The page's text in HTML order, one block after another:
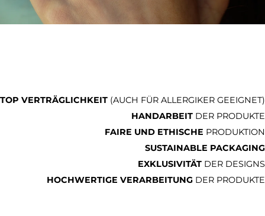
TOP VERTRÄGLICHKEIT (AUCH FÜR ALLERGIKER GEEIGNET)
HANDARBEIT DER PRODUKTE
FAIRE UND ETHISCHE PRODUKTION
SUSTAINABLE PACKAGING
EXKLUSIVITÄT DER DESIGNS
HOCHWERTIGE VERARBEITUNG DER PRODUKTE